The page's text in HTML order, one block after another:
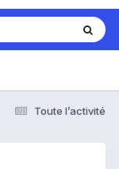
Toute l’activité